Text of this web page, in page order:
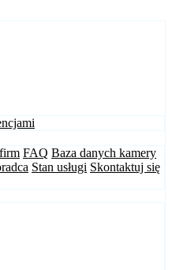
FAQ Baza danych kamery
Stan usługi Skontaktuj się